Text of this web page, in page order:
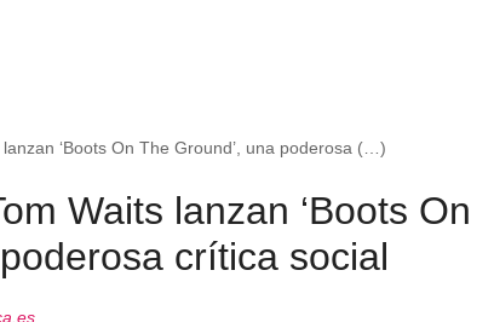
‘Boots On The Ground’, una poderosa (…)
Waits lanzan ‘Boots On
crítica social